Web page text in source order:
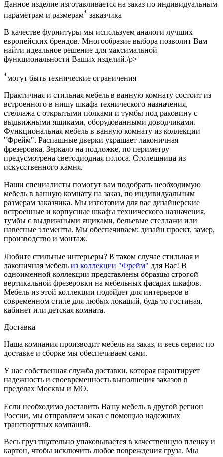
Данное изделие изготавливается на заказ по индивидуальным
параметрам и размерам* заказчика
В качестве фурнитуры мы используем аналоги лучших
европейских брендов. Многообразие выбора позволит Вам
найти идеальное решение для максимальной
функциональности Ваших изделий./p>
*могут быть технические ограничения
Практичная и стильная мебель в ванную комнату состоит из
встроенного в нишу шкафа технического назначения,
стеллажа с открытыми полками и тумбы под раковину с
выдвижными ящиками, оборудованными доводчиками.
Функциональная мебель в ванную комнату из коллекции
"Фрейм". Распашные дверки украшает лаконичная
фрезеровка. Зеркало на подложке, по периметру
предусмотрена светодиодная полоса. Столешница из
искусственного камня.
Наши специалисты помогут вам подобрать необходимую
мебель в ванную комнату на заказ, по индивидуальным
размерам заказчика. Мы изготовим для вас дизайнерские
встроенные и корпусные шкафы технического назначения,
тумбы с выдвижными ящиками, бельевые стеллажи или
навесные элементы. Мы обеспечиваем: дизайн проект, замер,
производство и монтаж.
Любите стильные интерьеры? В таком случае стильная и
лаконичная мебель из коллекции "Фрейм" для Вас! В
одноименной коллекции представлены образцы строгой
вертикальной фрезеровки на мебельных фасадах шкафов.
Мебель из этой коллекции подойдет для интерьеров в
современном стиле для любых локаций, будь то гостиная,
кабинет или детская комната.
Доставка
Наша компания производит мебель на заказ, и весь сервис по
доставке и сборке мы обеспечиваем сами.
У нас собственная служба доставки, которая гарантирует
надежность и своевременность выполнения заказов в
пределах Москвы и МО.
Если необходимо доставить Вашу мебель в другой регион
России, мы отправляем заказ с помощью надежных
транспортных компаний.
Весь груз тщательно упаковывается в качественную пленку и
картон, чтобы исключить любое повреждения груза. Мы